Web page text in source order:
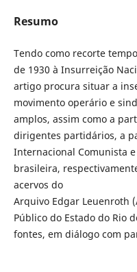
Resumo
Tendo como recorte
de 1930 à Insurreição
artigo procura situar a
movimento operário e
amplos, assim como a
dirigentes partidários, a
Internacional Comunista
brasileira,
acervos do
Arquivo Edgar Leuenroth
Público do Estado do Rio
fontes, em diálogo com